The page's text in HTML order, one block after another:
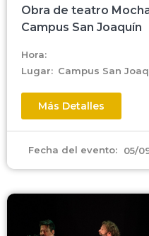
Obra de teatro
Campus San Joaquín
Hora:
Lugar: Campus San
Más Detalles
Fecha del evento: 05/